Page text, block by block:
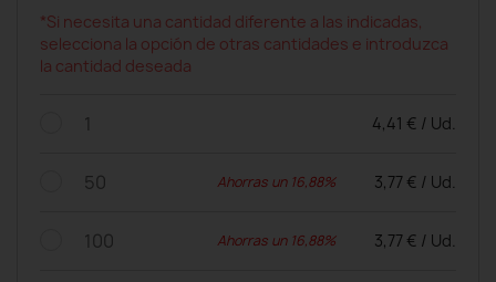
*Si necesita una cantidad diferente a las indicadas,
selecciona la opción de otras cantidades e introduzca
la cantidad deseada
1 4,41 € / Ud.
50 Ahorras un 16,88% 3,77 € / Ud.
100 Ahorras un 16,88% 3,77 € / Ud.